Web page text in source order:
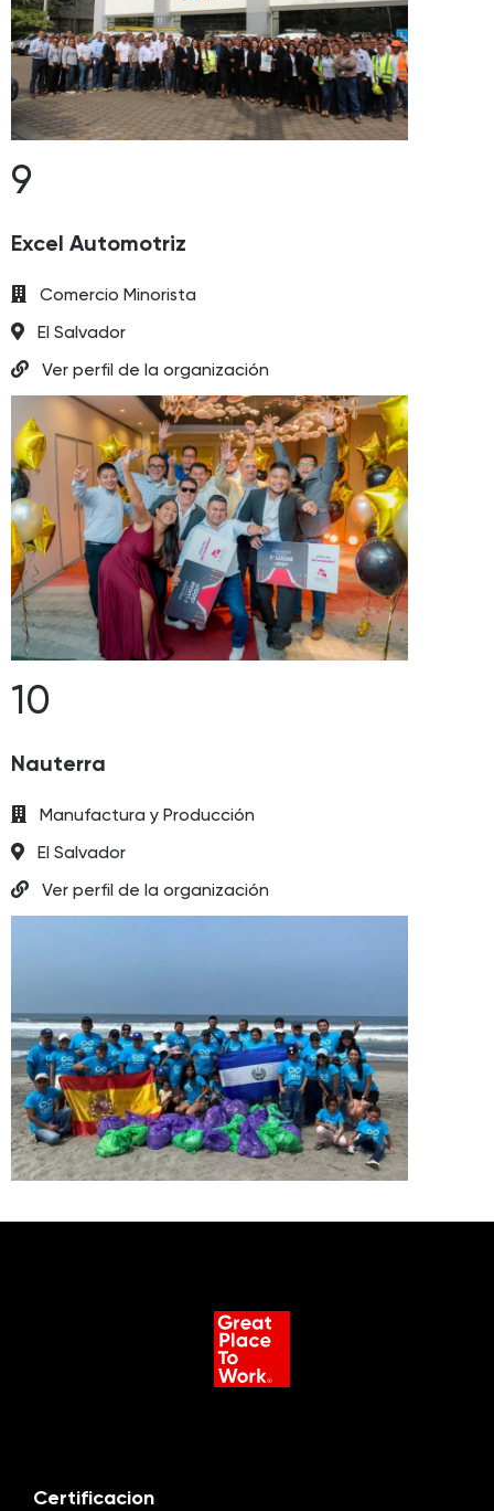
9
Excel Automotriz
Comercio Minorista
El Salvador
Ver perfil de la organización
10
Nauterra
Manufactura y Producción
El Salvador
Ver perfil de la organización
Certificacion